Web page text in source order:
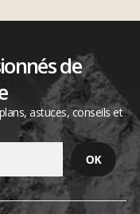
de
astuces, conseils et